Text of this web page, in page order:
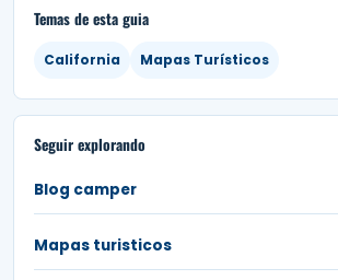
Temas de esta guia
California Mapas Turísticos
Seguir explorando
Blog camper
Mapas turisticos